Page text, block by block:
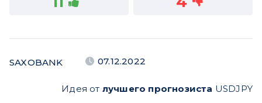
SAXOBANK 07.12.2022
Идея от лучшего прогнозиста USDJPY